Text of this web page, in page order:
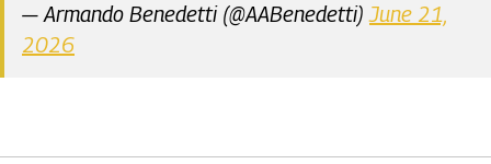
— Armando Benedetti (@AABenedetti)June 21,
2026